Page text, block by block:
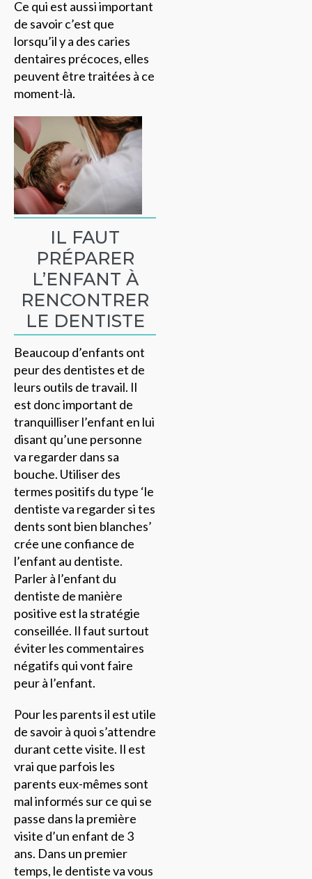
Ce qui est aussi important
de savoir c’est que
lorsqu’il y a des caries
dentaires précoces, elles
peuvent être traitées à ce
moment-là.
IL FAUT
PRÉPARER
L’ENFANT À
RENCONTRER
LE DENTISTE
Beaucoup d’enfants ont
peur des dentistes et de
leurs outils de travail. Il
est donc important de
tranquilliser l’enfant en lui
disant qu’une personne
va regarder dans sa
bouche. Utiliser des
termes positifs du type ‘le
dentiste va regarder si tes
dents sont bien blanches’
crée une confiance de
l’enfant au dentiste.
Parler à l’enfant du
dentiste de manière
positive est la stratégie
conseillée. Il faut surtout
éviter les commentaires
négatifs qui vont faire
peur à l’enfant.
Pour les parents il est utile
de savoir à quoi s’attendre
durant cette visite. Il est
vrai que parfois les
parents eux-mêmes sont
mal informés sur ce qui se
passe dans la première
visite d’un enfant de 3
ans. Dans un premier
temps, le dentiste va vous